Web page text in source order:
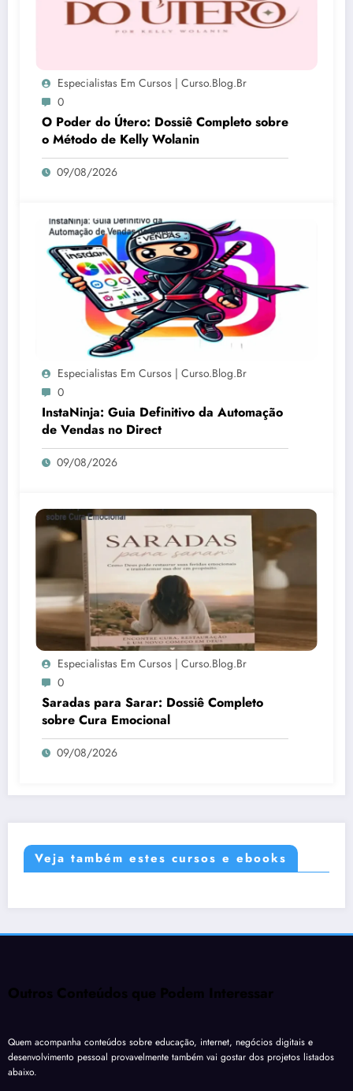
Especialistas Em Cursos | Curso.blog.br
0
O Poder do Útero: Dossiê Completo sobre
o Método de Kelly Wolanin
09/08/2026
Especialistas Em Cursos | Curso.blog.br
0
InstaNinja: Guia Definitivo da Automação
de Vendas no Direct
09/08/2026
Especialistas Em Cursos | Curso.blog.br
0
Saradas para Sarar: Dossiê Completo
sobre Cura Emocional
09/08/2026
Veja também estes cursos e ebooks
Outros Conteúdos que Podem Interessar
Quem acompanha conteúdos sobre educação, internet, negócios digitais e
desenvolvimento pessoal provavelmente também vai gostar dos projetos listados
abaixo.